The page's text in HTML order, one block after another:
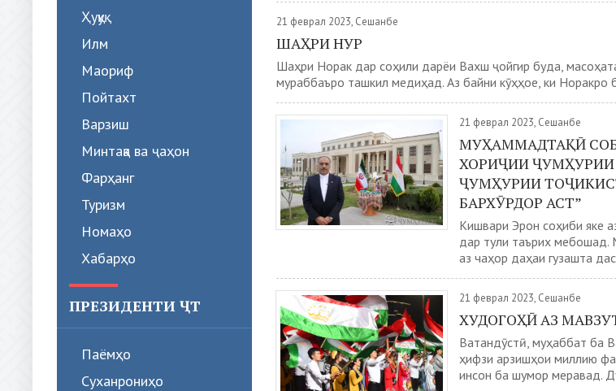
Ҳуқуқ
Илм
Маориф
Пойтахт
Варзиш
Минтақа ва ҷаҳон
Фарҳанг
Туризм
Номаҳо
Хабарҳо
ПРЕЗИДЕНТИ ҶТ
Паёмҳо
Суханрониҳо
21 феврал 2023, Сешанбе
ШАҲРИ НУР
Шаҳри Норак дар соҳили дарёи Вахш ҷойгир буда,
мураббаъро ташкил медиҳад. Аз байни кӯҳҳое, ки Норакро
21 феврал 2023, Сешанбе
МУҲАММАДТАҚӢ
ХОРИҶИИ
ҶУМҲУРИИ
БАРХӮРДОР АСТ”
Кишвари Эрон соҳиби яке
дар тули таърих
аз чаҳор даҳаи гузашта
21 феврал 2023, Сешанбе
ХУДОГОҲӢ АЗ
Ватандӯстӣ, муҳаббат ба
ҳифзи арзишҳои миллию
инсон ба шумор меравад.